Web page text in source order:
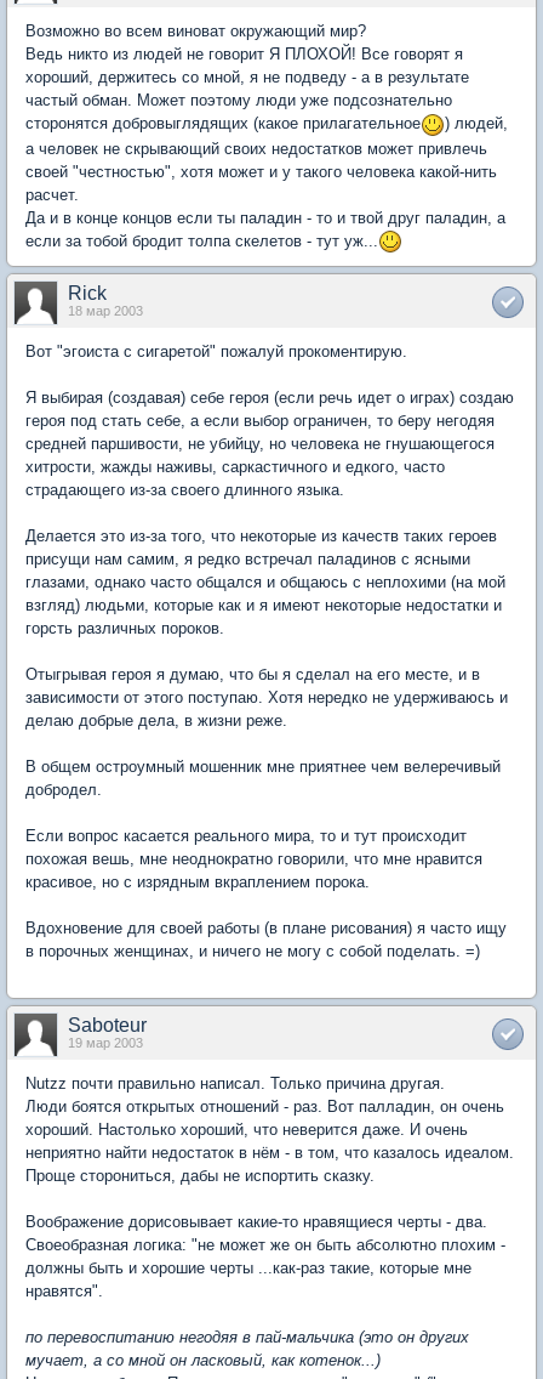
Возможно во всем виноват окружающий мир?
Ведь никто из людей не говорит Я ПЛОХОЙ! Все говорят я
хороший, держитесь со мной, я не подведу - а в результате
частый обман. Может поэтому люди уже подсознательно
сторонятся добровыглядящих (какое прилагательное
) людей,
а человек не скрывающий своих недостатков может привлечь
своей "честностью", хотя может и у такого человека какой-нить
расчет.
Да и в конце концов если ты паладин - то и твой друг паладин, а
если за тобой бродит толпа скелетов - тут уж...
Rick
18 мар 2003
Вот "эгоиста с сигаретой" пожалуй прокоментирую.
Я выбирая (создавая) себе героя (если речь идет о играх) создаю
героя под стать себе, а если выбор ограничен, то беру негодяя
средней паршивости, не убийцу, но человека не гнушающегося
хитрости, жажды наживы, саркастичного и едкого, часто
страдающего из-за своего длинного языка.
Делается это из-за того, что некоторые из качеств таких героев
присущи нам самим, я редко встречал паладинов с ясными
глазами, однако часто общался и общаюсь с неплохими (на мой
взгляд) людьми, которые как и я имеют некоторые недостатки и
горсть различных пороков.
Отыгрывая героя я думаю, что бы я сделал на его месте, и в
зависимости от этого поступаю. Хотя нередко не удерживаюсь и
делаю добрые дела, в жизни реже.
В общем остроумный мошенник мне приятнее чем велеречивый
добродел.
Если вопрос касается реального мира, то и тут происходит
похожая вешь, мне неоднократно говорили, что мне нравится
красивое, но с изрядным вкраплением порока.
Вдохновение для своей работы (в плане рисования) я часто ищу
в порочных женщинах, и ничего не могу с собой поделать. =)
Saboteur
19 мар 2003
Nutzz почти правильно написал. Только причина другая.
Люди боятся открытых отношений - раз. Вот палладин, он очень
хороший. Настолько хороший, что неверится даже. И очень
неприятно найти недостаток в нём - в том, что казалось идеалом.
Проще сторониться, дабы не испортить сказку.
Воображение дорисовывает какие-то нравящиеся черты - два.
Своеобразная логика: "не может же он быть абсолютно плохим -
должны быть и хорошие черты ...как-раз такие, которые мне
нравятся".
по перевоспитанию негодяя в пай-мальчика (это он других
мучает, а со мной он ласковый, как котенок...)